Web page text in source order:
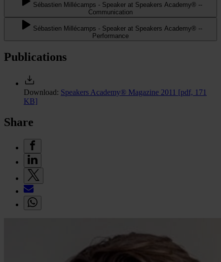
Sébastien Millécamps - Speaker at Speakers Academy® --
Communication
Sébastien Millécamps - Speaker at Speakers Academy® --
Performance
Publications
Download: Speakers Academy® Magazine 2011 [pdf, 171
KB]
Share